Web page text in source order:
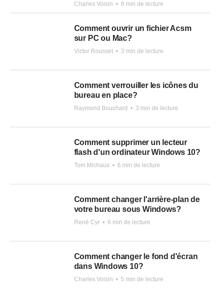
Charles Voisin • 8 min de lecture
Comment ouvrir un fichier Acsm
sur PC ou Mac?
Victor Rousset • 3 min de lecture
Comment verrouiller les icônes du
bureau en place?
Raymond Bouchard • 3 min de lecture
Comment supprimer un lecteur
flash d'un ordinateur Windows 10?
Tom Michaux • 6 min de lecture
Comment changer l'arrière-plan de
votre bureau sous Windows?
René Cyr • 6 min de lecture
Comment changer le fond d'écran
dans Windows 10?
Charles Voisin • 5 min de lecture